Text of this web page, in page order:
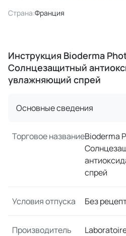
Страна:Франция
Инструкция Bioderma
Cолнцезащитный
увлажняющий спрей
Основные сведения
Торговое названиеBioderma
спрей
Условия отпуска Без
Производитель